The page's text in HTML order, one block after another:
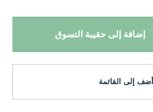
إضافة إلى حقيبة التسوق
أضف إلى القائمة